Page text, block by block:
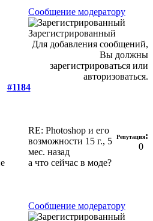
Сообщение модератору
Зарегистрированный
Для добавления сообщений,
Вы должны
зарегистрироваться или
авторизоваться.
#1184
RE: Photoshop и его
возможности 15 г., 5
мес. назад
Репутация:
0
а что сейчас в моде?
Сообщение модератору